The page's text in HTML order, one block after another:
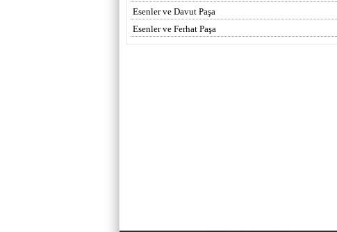
Esenler ve Davut Paşa
Esenler ve Ferhat Paşa